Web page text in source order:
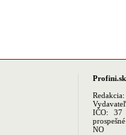
Profini.sk
Redakcia:
IČO: 37
NO